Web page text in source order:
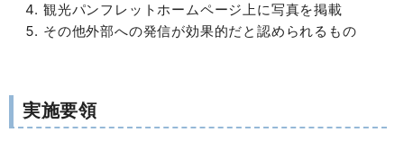
観光パンフレットホームページ上に写真を掲載
その他外部への発信が効果的だと認められるもの
実施要領